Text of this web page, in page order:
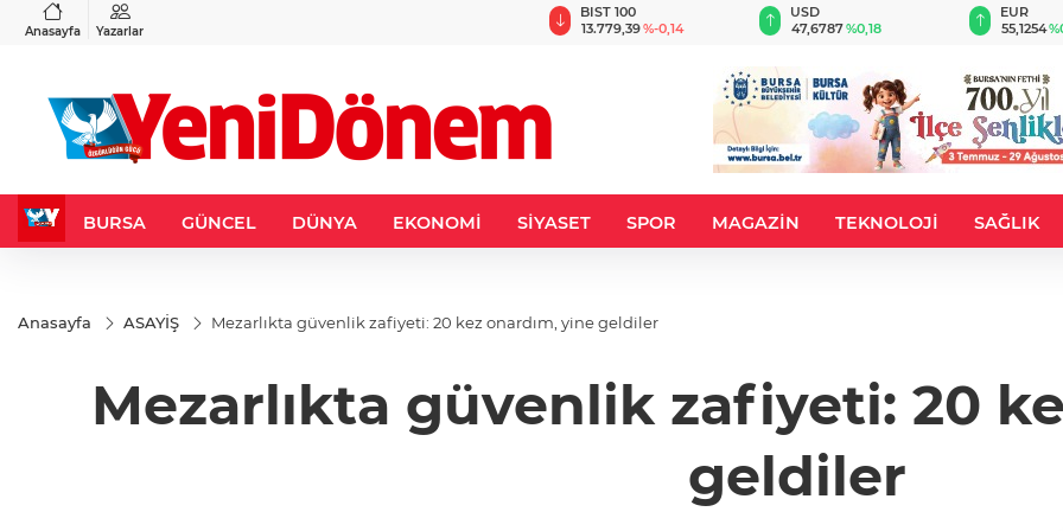
Anasayfa Yazarlar
%-0,22
BIST 100
13.779,39%-0,14
USD
47,6787%0,18
EUR
55,1254
BURSA GÜNCEL DÜNYA EKONOMİ SİYASET SPOR MAGAZİN TEKNOLOJİ SAĞLIK
Anasayfa ASAYİŞ Mezarlıkta güvenlik zafiyeti: 20 kez onardım, yine geldiler
Mezarlıkta güvenlik zafiyeti: 20
geldiler